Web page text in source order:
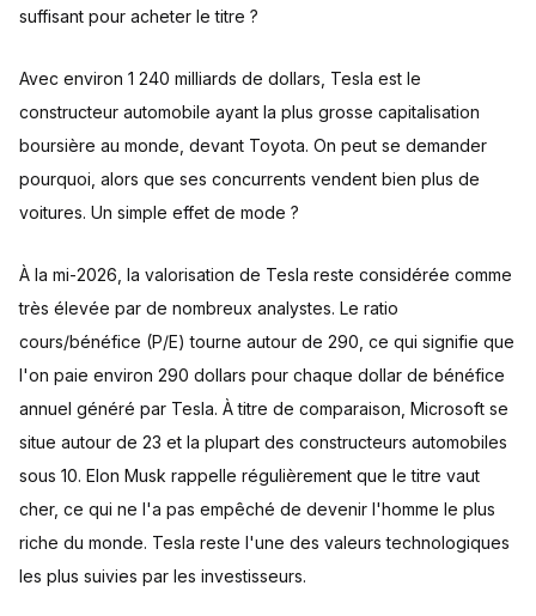
suffisant pour acheter le titre ?
Avec environ 1 240 milliards de dollars, Tesla est le
constructeur automobile ayant la plus grosse capitalisation
boursière au monde, devant Toyota. On peut se demander
pourquoi, alors que ses concurrents vendent bien plus de
voitures. Un simple effet de mode ?
À la mi-2026, la valorisation de Tesla reste considérée comme
très élevée par de nombreux analystes. Le ratio
cours/bénéfice (P/E) tourne autour de 290, ce qui signifie que
l'on paie environ 290 dollars pour chaque dollar de bénéfice
annuel généré par Tesla. À titre de comparaison, Microsoft se
situe autour de 23 et la plupart des constructeurs automobiles
sous 10. Elon Musk rappelle régulièrement que le titre vaut
cher, ce qui ne l'a pas empêché de devenir l'homme le plus
riche du monde. Tesla reste l'une des valeurs technologiques
les plus suivies par les investisseurs.